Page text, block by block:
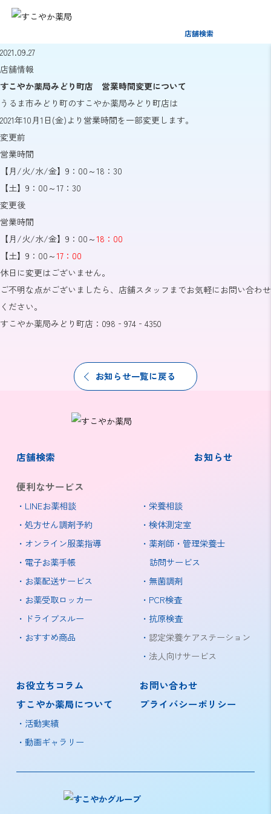
店舗検索
2021.09.27
店舗情報
すこやか薬局みどり町店 営業時間変更について
うるま市みどり町のすこやか薬局みどり町店は
2021年10月1日(金)より営業時間を一部変更します。
変更前
営業時間
【月/火/水/金】9：00～18：30
【土】9：00～17：30
変更後
営業時間
【月/火/水/金】9：00～18：00
【土】9：00～17：00
休日に変更はございません。
ご不明な点がございましたら、店舗スタッフまでお気軽にお問い合わせ
ください。
すこやか薬局みどり町店：098‐974‐4350
お知らせ一覧に戻る
店舗検索 お知らせ
便利なサービス
LINEお薬相談
処方せん調剤予約
オンライン服薬指導
電子お薬手帳
お薬配送サービス
お薬受取ロッカー
ドライブスルー
おすすめ商品
栄養相談
検体測定室
薬剤師・管理栄養士
訪問サービス
無菌調剤
PCR検査
抗原検査
認定栄養ケアステーション
法人向けサービス
お役立ちコラム
すこやか薬局について
活動実績
動画ギャラリー
お問い合わせ
プライバシーポリシー